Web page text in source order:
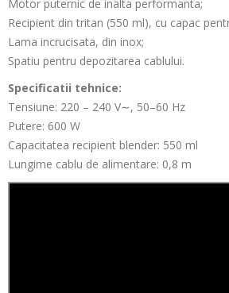
Motor puternic de inalta performanta;
Recipient din tritan (550 ml), cu capac
Lama incrucisata, din inox;
Spatiu pentru depozitarea cablului.
Specificatii tehnice:
Tensiune: 220 – 240 V∼, 50–60 Hz
Putere: 600 W
Capacitatea recipient blender: 550 ml
Lungime cablu de alimentare: 0,8 m